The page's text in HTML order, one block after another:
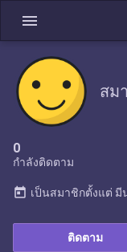
menu
สม
0
กำลังติดตาม
ติดตาม
today เป็นสมาชิกตั้งแต่ มี